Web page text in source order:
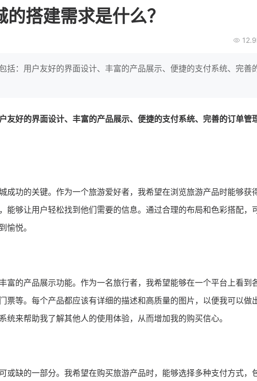
搭建需求是什么？
括：用户友好的界面设计、丰富的产品展示、便捷的支付系统、完善
友好的界面设计、丰富的产品展示、便捷的支付系统、完善的订单管
成功的关键。作为一个旅游爱好者，我希望在浏览旅游产品时能够获
能够让用户轻松找到他们需要的信息。通过合理的布局和色彩搭配，
愉悦。
富的产品展示功能。作为一名旅行者，我希望能够在一个平台上看到
票等。每个产品都应该有详细的描述和高质量的图片，以便我可以做
来帮助我了解其他人的使用体验，从而增加我的购买信心。
或缺的一部分。我希望在购买旅游产品时，能够选择多种支付方式，
200 %
借有赞破局新
30 万
2000
IT精英回乡种地，撬动2000万生
私域样本打法！新